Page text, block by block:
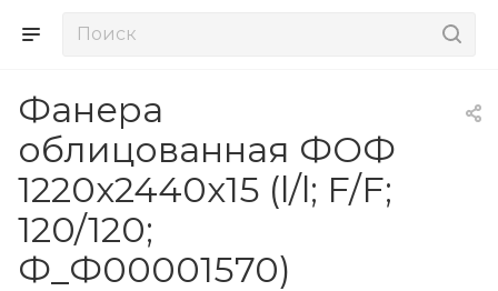
Фанера
облицованная ФОФ
1220х2440х15 (l/l; F/F;
120/120;
Ф_Ф00001570)